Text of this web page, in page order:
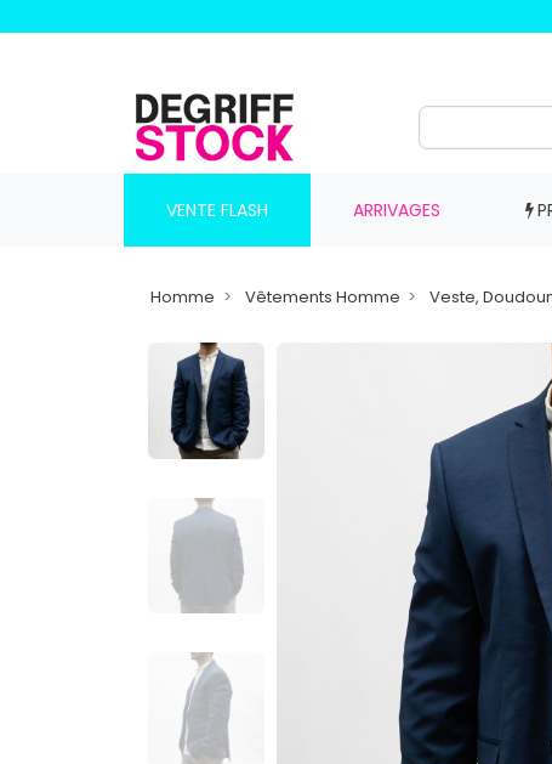
VENTE FLASH ARRIVAGES
Homme Vêtements Homme Veste,